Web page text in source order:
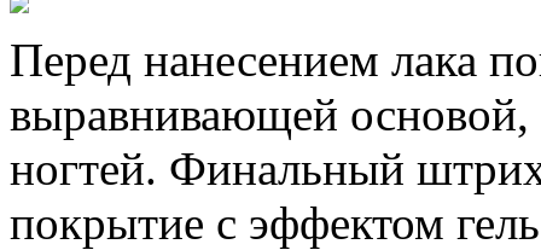
Перед нанесением лака
выравнивающей основой,
ногтей. Финальный
покрытие с эффектом